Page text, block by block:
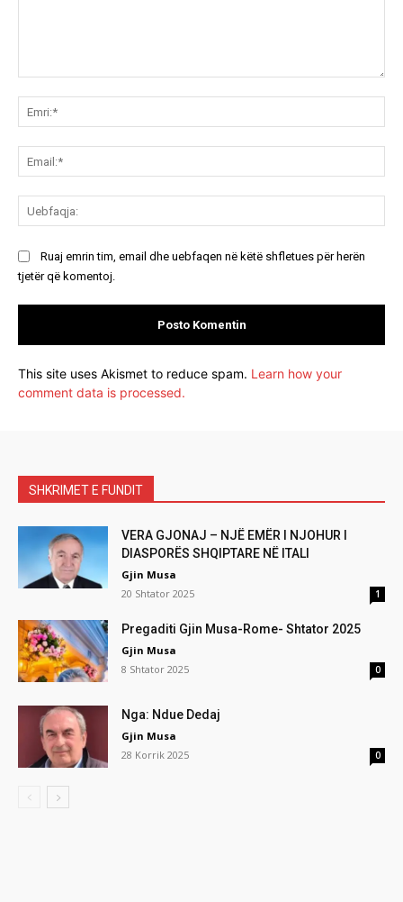
Ruaj emrin tim, email dhe uebfaqen në këtë shfletues për herën
tjetër që komentoj.
This site uses Akismet to reduce spam. Learn how your
comment data is processed.
SHKRIMET E FUNDIT
VERA GJONAJ – NJË EMËR I NJOHUR I
DIASPORËS SHQIPTARE NË ITALI
Gjin Musa
20 Shtator 2025
1
Pregaditi Gjin Musa-Rome- Shtator 2025
Gjin Musa
8 Shtator 2025
0
Nga: Ndue Dedaj
Gjin Musa
28 Korrik 2025
0